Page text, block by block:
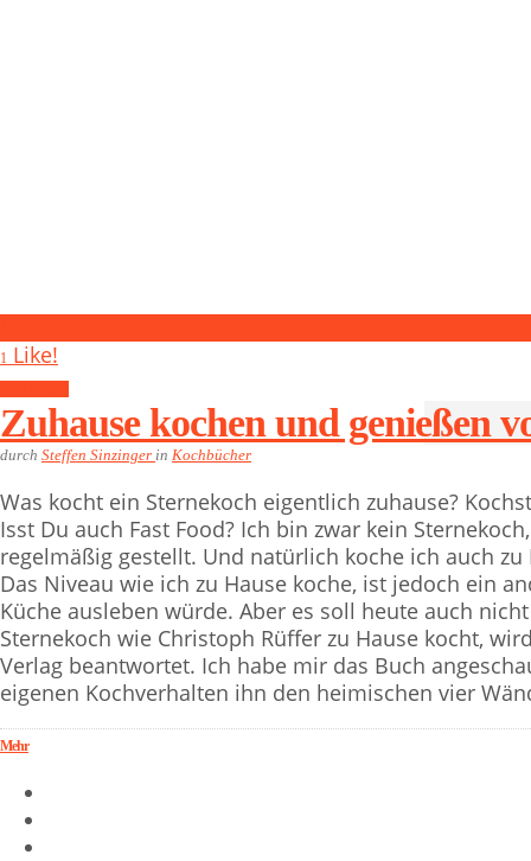
1 Like!
Zuhause kochen und genießen
durch Steffen Sinzinger in Kochbücher
Was kocht ein Sternekoch eigentlich zuhause?
Isst Du auch Fast Food? Ich bin zwar kein
regelmäßig gestellt. Und natürlich koche ich auch
Das Niveau wie ich zu Hause koche, ist jedoch ein
Küche ausleben würde. Aber es soll heute auch
Sternekoch wie Christoph Rüffer zu Hause kocht,
Verlag beantwortet. Ich habe mir das Buch
eigenen Kochverhalten ihn den heimischen vier
Mehr